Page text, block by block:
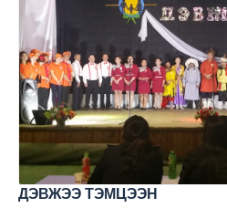
ДЭВЖЭЭ ТЭМЦЭЭН